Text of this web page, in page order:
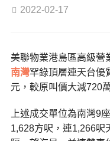
2022-02-17
美聯物業港島區高級營
南灣罕錄頂層連天台優
元，較原叫價大減720
上述成交單位為南灣9
1,628方呎，連1,266呎